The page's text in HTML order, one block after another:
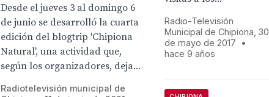
Desde el jueves 3 al domingo 6
de junio se desarrolló la cuarta
edición del blogtrip 'Chipiona
Natural', una actividad que,
según los organizadores, deja...
Radiotelevisión municipal de
Radio-Televisión
Municipal de Chipiona, 30
de mayo de 2017
•
hace 9 años